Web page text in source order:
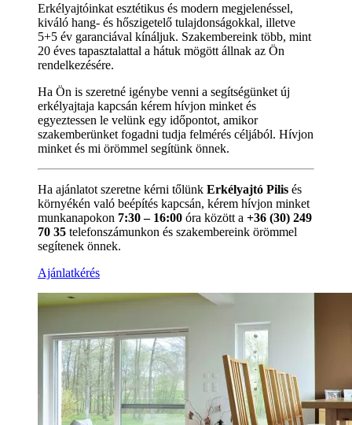
Erkélyajtóinkat esztétikus és modern megjelenéssel,
kiváló hang- és hőszigetelő tulajdonságokkal, illetve
5+5 év garanciával kínáljuk. Szakembereink több, mint
20 éves tapasztalattal a hátuk mögött állnak az Ön
rendelkezésére.
Ha Ön is szeretné igénybe venni a segítségünket új
erkélyajtaja kapcsán kérem hívjon minket és
egyeztessen le velünk egy időpontot, amikor
szakemberünket fogadni tudja felmérés céljából. Hívjon
minket és mi örömmel segítünk önnek.
Ha ajánlatot szeretne kérni tőlünk Erkélyajtó Pilis és
környékén való beépítés kapcsán, kérem hívjon minket
munkanapokon 7:30 – 16:00 óra között a +36 (30) 249
70 35 telefonszámunkon és szakembereink örömmel
segítenek önnek.
Ajánlatkérés